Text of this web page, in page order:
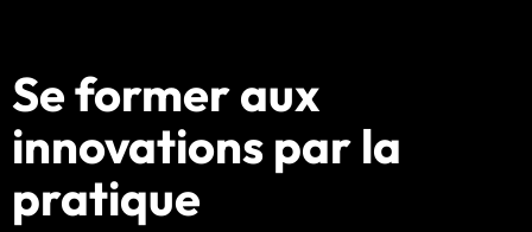
Se former aux
innovations par la
pratique